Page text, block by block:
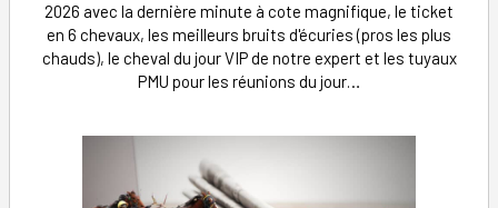
2026 avec la dernière minute à cote magnifique, le ticket
en 6 chevaux, les meilleurs bruits d'écuries (pros les plus
chauds), le cheval du jour VIP de notre expert et les tuyaux
PMU pour les réunions du jour…